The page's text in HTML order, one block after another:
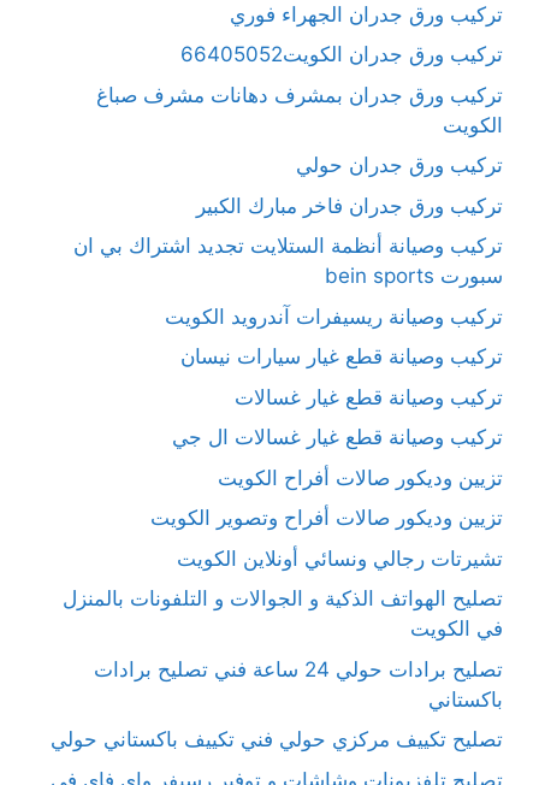
تركيب ورق جدران الجهراء فوري
تركيب ورق جدران الكويت66405052
تركيب ورق جدران بمشرف دهانات مشرف صباغ
الكويت
تركيب ورق جدران حولي
تركيب ورق جدران فاخر مبارك الكبير
تركيب وصيانة أنظمة الستلايت تجديد اشتراك بي ان
سبورت bein sports
تركيب وصيانة ريسيفرات آندرويد الكويت
تركيب وصيانة قطع غيار سيارات نيسان
تركيب وصيانة قطع غيار غسالات
تركيب وصيانة قطع غيار غسالات ال جي
تزيين وديكور صالات أفراح الكويت
تزيين وديكور صالات أفراح وتصوير الكويت
تشيرتات رجالي ونسائي أونلاين الكويت
تصليح الهواتف الذكية و الجوالات و التلفونات بالمنزل
في الكويت
تصليح برادات حولي 24 ساعة فني تصليح برادات
باكستاني
تصليح تكييف مركزي حولي فني تكييف باكستاني حولي
تصليح تلفزيونات وشاشات و توفير رسيفر واي فاي في